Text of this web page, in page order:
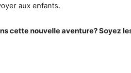
aux enfants.
cette nouvelle aventure? Soyez